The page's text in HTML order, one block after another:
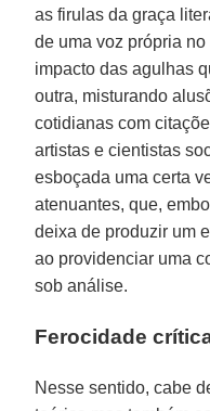
as firulas da graça
de uma voz própria
impacto das agulhas
outra, misturando
cotidianas com
artistas e cientistas
esboçada uma certa
atenuantes, que,
deixa de produzir um
ao providenciar uma
sob análise.
Ferocidade
Nesse sentido, cabe